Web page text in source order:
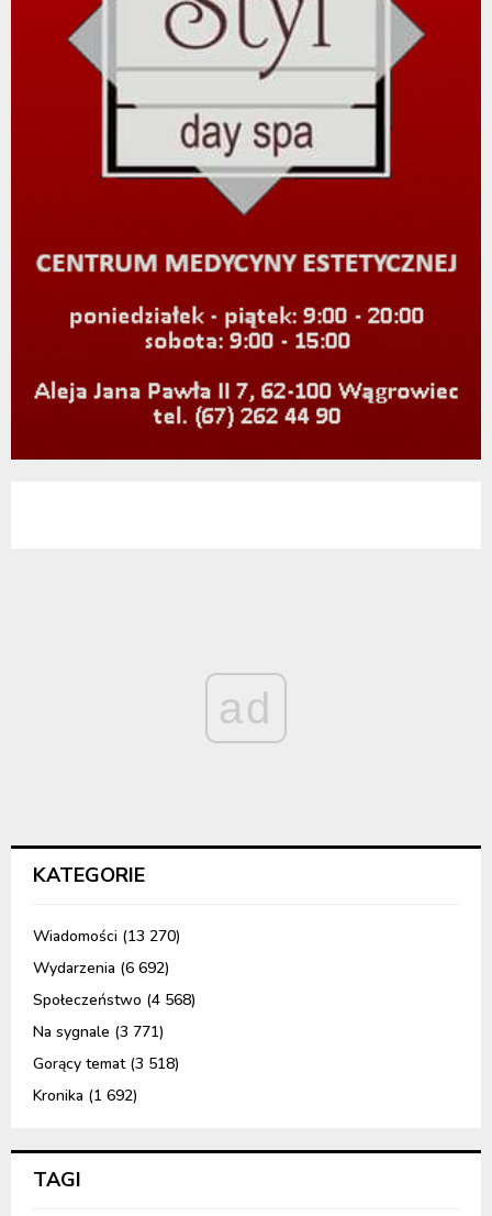
ad
KATEGORIE
Wiadomości (13 270)
Wydarzenia (6 692)
Społeczeństwo (4 568)
Na sygnale (3 771)
Gorący temat(3 518)
Kronika (1 692)
TAGI